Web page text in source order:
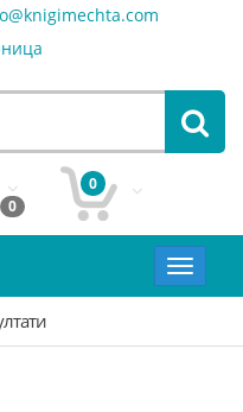
knigimechta.com
0
0
Toggle